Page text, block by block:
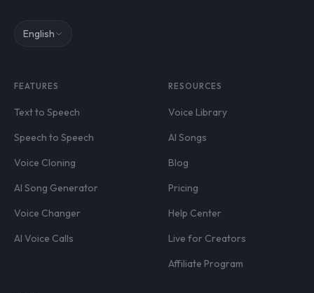
English
FEATURES
Text to Speech
Speech to Speech
Voice Cloning
AI Song Generator
Voice Changer
AI Voice Calls
RESOURCES
Voice Library
AI Songs
Blog
Pricing
Help Center
Live for Creators
Affiliate Program